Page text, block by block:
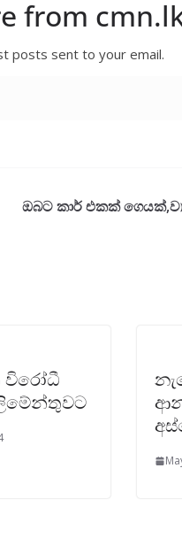
from
posts sent to your email.
ඔබට කාර් එකක්
විරෝධී